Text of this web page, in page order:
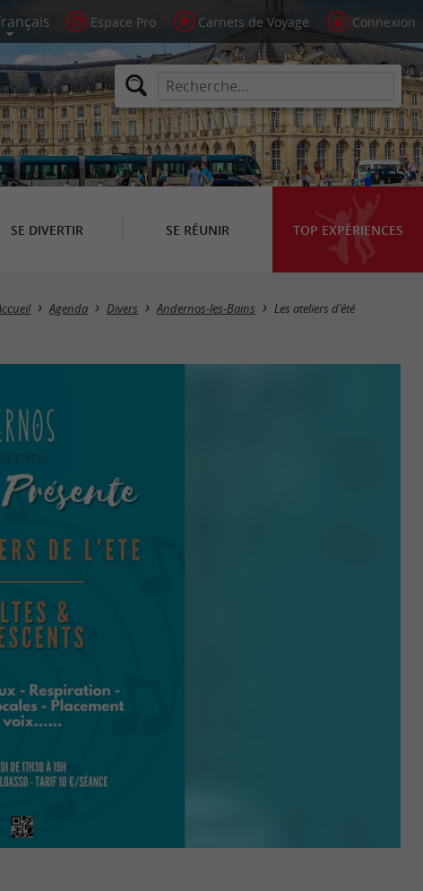
Espace Pro Carnets de Voyage Connexion
SE DIVERTIR SE RÉUNIR TOP EXPÉRIENCES
Agenda Divers Andernos-les-Bains Les ateliers d'été